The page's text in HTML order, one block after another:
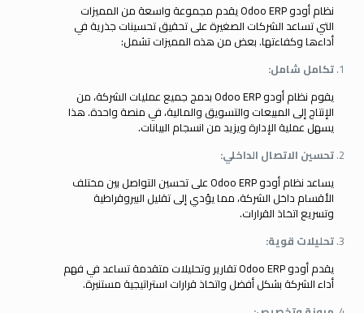
نظام أودو Odoo ERP يقدم مجموعة واسعة من المميزات
التي تساعد الشركات الصغيرة على تحقيق تحسينات جذرية في
أداءها وكفاءتها. بعض من هذه المميزات تشمل:
تكامل شامل:
يقوم نظام أودو Odoo ERP بدمج جميع عمليات الشركة، من
الإنتاج إلى المبيعات والتسويق والمالية، في منصة واحدة. هذا
يسهل عملية الإدارة ويزيد من انسجام البيانات.
تحسين الاتصال الداخلي:
يساعد نظام أودو Odoo ERP على تحسين التواصل بين مختلف
الأقسام داخل الشركة، مما يؤدي إلى تقليل البيروقراطية
وتسريع اتخاذ القرارات.
تحليلات قوية:
يقدم أودو Odoo ERP تقارير وتحليلات متقدمة تساعد في فهم
أداء الشركة بشكل أفضل واتخاذ قرارات استراتيجية مستنيرة.